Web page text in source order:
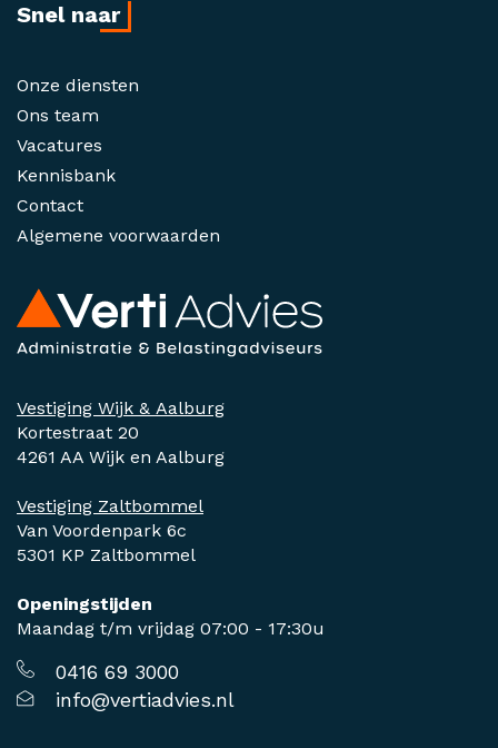
Vestiging Wijk & Aalburg
Kortestraat 20
4261 AA Wijk en Aalburg
Vestiging Zaltbommel
Van Voordenpark 6c
5301 KP Zaltbommel
Openingstijden
Maandag t/m vrijdag 07:00 - 17:30u
0416 69 3000
info@vertiadvies.nl
Snel naar
Onze diensten
Ons team
Vacatures
Kennisbank
Contact
Algemene voorwaarden